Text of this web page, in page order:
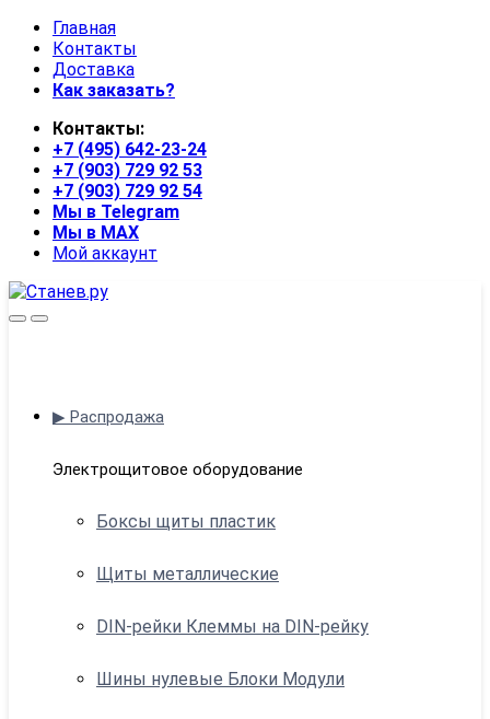
Skip
navigation
Skip
content
Главная
Контакты
Доставка
Как заказать?
Контакты:
+7 (495) 642-23-24
+7 (903) 729 92 53
+7 (903) 729 92 54
Мы в Telegram
Мы в MAX
Мой аккаунт
OpenClose
▶ Распродажа
Электрощитовое оборудование
Боксы щиты пластик
Щиты металлические
DIN-рейки Клеммы на DIN-рейку
Шины нулевые Блоки Модули